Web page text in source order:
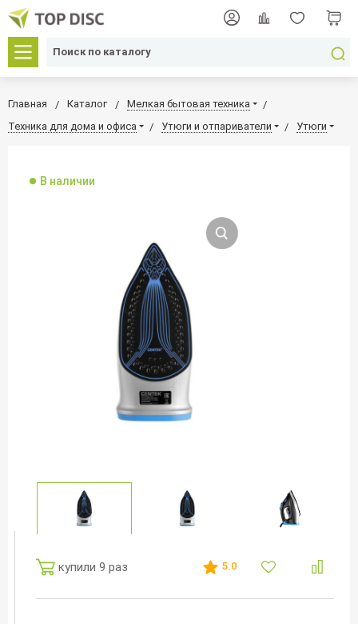
Главная Каталог
Мелкая бытовая техника
Техника для дома и офиса
Утюги и отпариватели Утюги
В наличии
купили 9 раз 5.0